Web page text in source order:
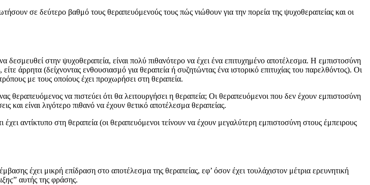
σε δεύτερο βαθμό τους θεραπευόμενούς τους πώς νιώθουν για την πορεία της ψυχοθεραπείας και οι
δεσμευθεί στην ψυχοθεραπεία, είναι πολύ πιθανότερο να έχει ένα επιτυχημένο αποτέλεσμα. Η εμπιστοσύνη
είτε άρρητα (δείχνοντας ενθουσιασμό για θεραπεία ή συζητώντας ένα ιστορικό επιτυχίας του παρελθόντος). Οι
με τους οποίους έχει προχωρήσει στη θεραπεία.
θεραπευόμενος να πιστεύει ότι θα λειτουργήσει η θεραπεία; Οι θεραπευόμενοι που δεν έχουν εμπιστοσύνη
και είναι λιγότερο πιθανό να έχουν θετικό αποτέλεσμα θεραπείας.
αντίκτυπο στη θεραπεία (οι θεραπευόμενοι τείνουν να έχουν μεγαλύτερη εμπιστοσύνη στους έμπειρους
έχει μικρή επίδραση στο αποτέλεσμα της θεραπείας, εφ’ όσον έχει τουλάχιστον μέτρια ερευνητική
” αυτής της φράσης.